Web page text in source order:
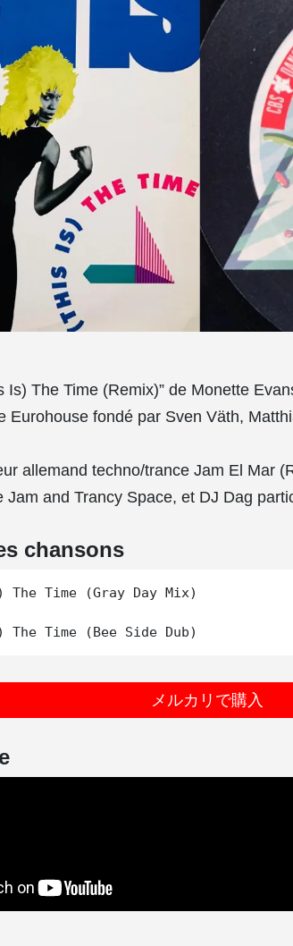
Is) The Time (Remix)” de Monette
Eurohouse fondé par Sven Väth,
allemand techno/trance Jam El Mar
Jam and Trancy Space, et DJ Dag
chansons
Time (Gray Day Mix)
メルカリで購入